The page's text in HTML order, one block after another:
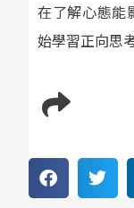
在了解心態能
始學習正向思